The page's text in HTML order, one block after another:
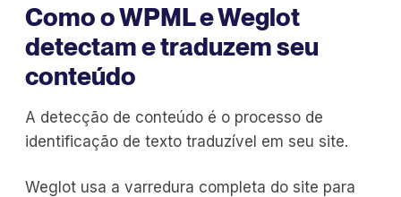
Como o WPML e Weglot
detectam e traduzem seu
conteúdo
A detecção de conteúdo é o processo de
identificação de texto traduzível em seu site.
Weglot usa a varredura completa do site para